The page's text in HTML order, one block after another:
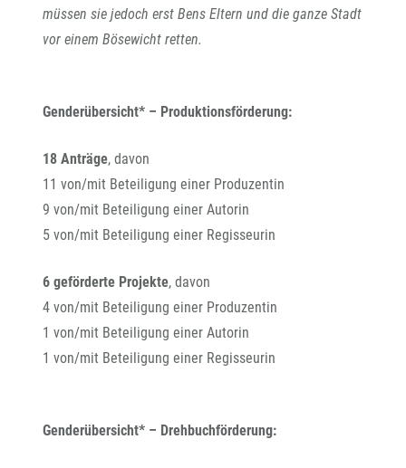
müssen sie jedoch erst Bens Eltern und die ganze Stadt
vor einem Bösewicht retten.
Genderübersicht* – Produktionsförderung:
18 Anträge, davon
11 von/mit Beteiligung einer Produzentin
9 von/mit Beteiligung einer Autorin
5 von/mit Beteiligung einer Regisseurin
6 geförderte Projekte, davon
4 von/mit Beteiligung einer Produzentin
1 von/mit Beteiligung einer Autorin
1 von/mit Beteiligung einer Regisseurin
Genderübersicht* – Drehbuchförderung: